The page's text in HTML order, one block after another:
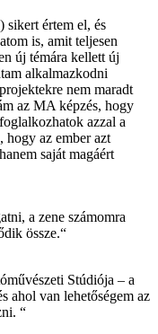
sikert értem el, és
is, amit teljesen
új témára kellett új
alkalmazkodni
nem maradt
az MA képzés, hogy
azzal a
hogy az ember azt
saját magáért
a zene számomra
össze.“
Stúdiója – a
ahol van lehetőségem az
“